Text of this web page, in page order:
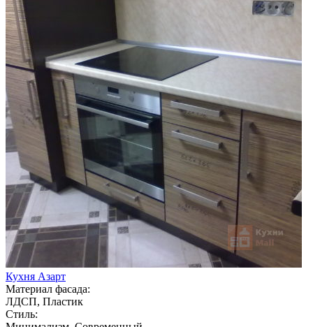
Кухня Азарт
Материал фасада:
ЛДСП, Пластик
Стиль: